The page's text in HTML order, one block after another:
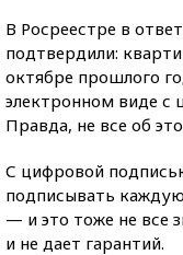
В Росреестре в
подтвердили:
октябре прошлого
электронном виде с
Правда, не все об
С цифровой
подписывать
— и это тоже не все
и не дает гарантий.